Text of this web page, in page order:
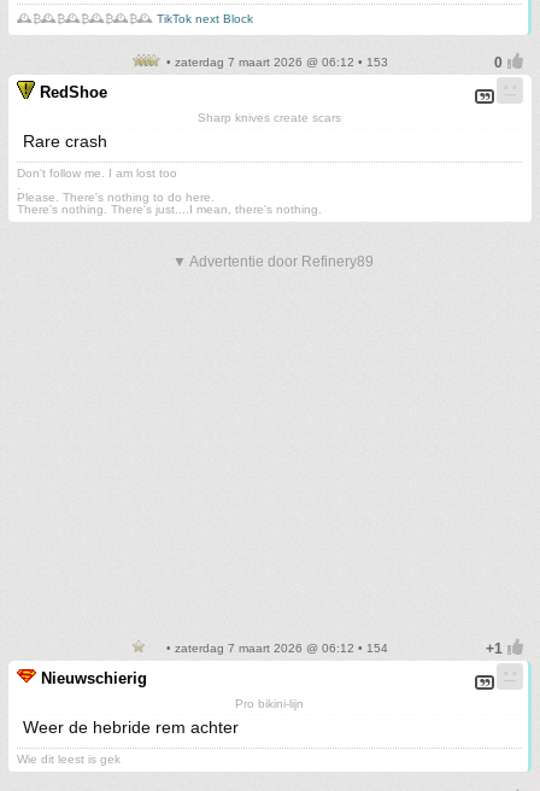
🕰️₿🕰️₿🕰️₿🕰️₿🕰️₿🕰️ TikTok next Block
• zaterdag 7 maart 2026 @ 06:12 • 153
RedShoe
Sharp knives create scars
Rare crash
Don't follow me. I am lost too
Please. There's nothing to do here.
There's nothing. There's just....I mean, there's nothing.
▼ Advertentie door Refinery89
• zaterdag 7 maart 2026 @ 06:12 • 154
Nieuwschierig
Pro bikini-lijn
Weer de hebride rem achter
Wie dit leest is gek